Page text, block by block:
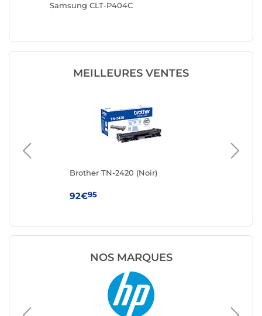
Samsung CLT-P404C
MEILLEURES VENTES
Brother TN-2420 (Noir)
92€95
NOS MARQUES